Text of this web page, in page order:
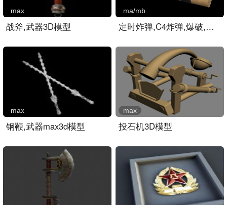
战斧,武器3D模型
max
定时炸弹,C4炸弹,爆破,手雷..
ma/mb
钢鞭,武器max3d模型
max
投石机3D模型
max